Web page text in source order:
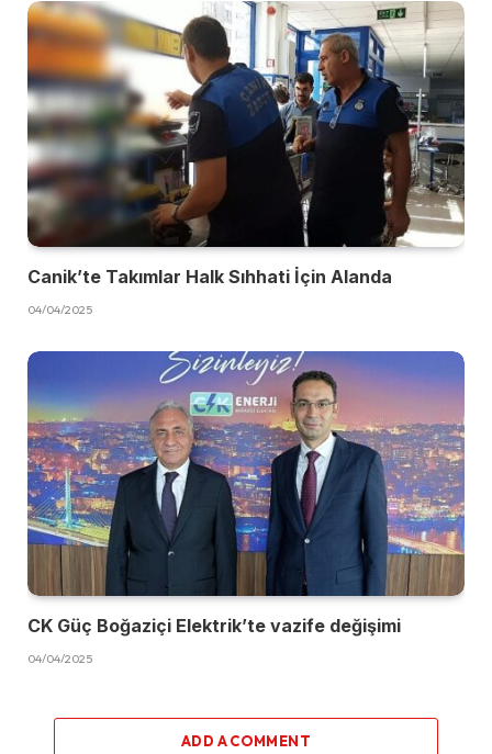
Canik’te Takımlar Halk Sıhhati İçin Alanda
04/04/2025
CK Güç Boğaziçi Elektrik’te vazife değişimi
04/04/2025
ADD A COMMENT